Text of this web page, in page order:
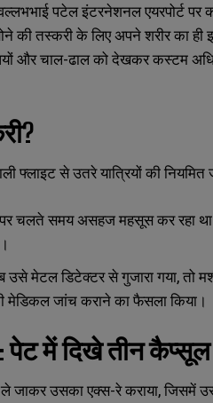
SUBMIT
SUBMIT
पटेल इंटरनेशनल एयरपोर्ट पर
की तस्करी के लिए अपने शरीर का ही
और चाल-ढाल को देखकर कस्टम
फ्लाइट से उतरे यात्रियों की
पर चलते समय असहज महसूस कर रहा
उसे मेटल डिटेक्टर से गुजारा गया, तो
मेडिकल जांच कराने का फैसला किया।
पेट में दिखे तीन कैप्सूल
ले जाकर उसका एक्स-रे कराया,